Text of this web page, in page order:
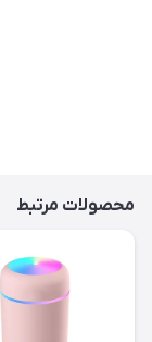
محصولات مرتبط